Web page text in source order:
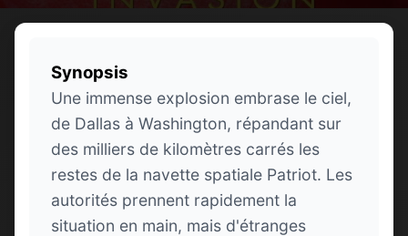
Synopsis
Une immense explosion embrase le ciel,
de Dallas à Washington, répandant sur
des milliers de kilomètres carrés les
restes de la navette spatiale Patriot. Les
autorités prennent rapidement la
situation en main, mais d'étranges